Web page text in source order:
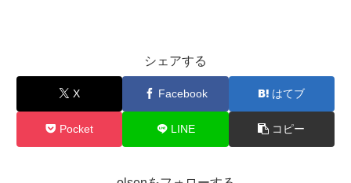
シェアする
X Facebook はてブ
Pocket LINE コピー